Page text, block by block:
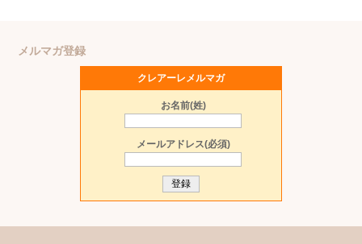
メルマガ登録
クレアーレメルマガ
お名前(姓)
メールアドレス(必須)